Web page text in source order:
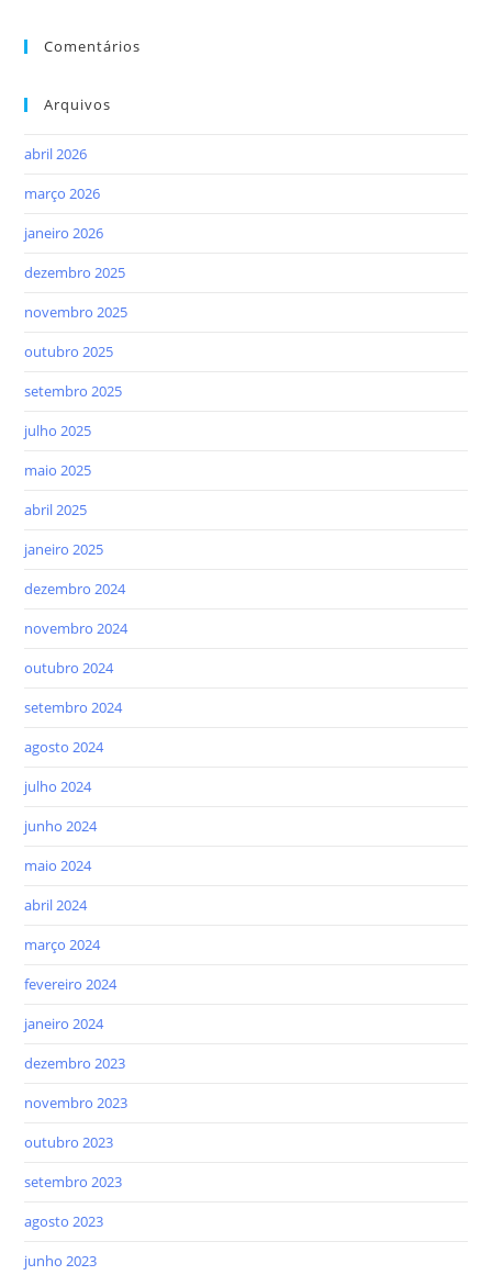
Comentários
Arquivos
abril 2026
março 2026
janeiro 2026
dezembro 2025
novembro 2025
outubro 2025
setembro 2025
julho 2025
maio 2025
abril 2025
janeiro 2025
dezembro 2024
novembro 2024
outubro 2024
setembro 2024
agosto 2024
julho 2024
junho 2024
maio 2024
abril 2024
março 2024
fevereiro 2024
janeiro 2024
dezembro 2023
novembro 2023
outubro 2023
setembro 2023
agosto 2023
junho 2023